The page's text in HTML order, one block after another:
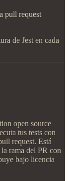
pull request
de Jest en cada
open source
tus tests con
request. Está
rama del PR con
bajo licencia